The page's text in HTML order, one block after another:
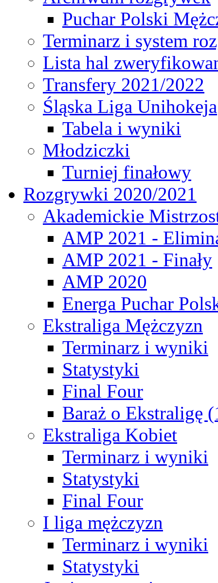
Puchar Polski
Terminarz i system
Lista hal
Transfery 2021/2022
Śląska Liga Unihokeja
Tabela i wyniki
Młodziczki
Turniej finałowy
Rozgrywki 2020/2021
Akademickie
AMP 2021 -
AMP 2021 - Finały
AMP 2020
Energa Puchar
Ekstraliga Mężczyzn
Terminarz i wyniki
Statystyki
Final Four
Baraż o Ekstraligę
Ekstraliga Kobiet
Terminarz i wyniki
Statystyki
Final Four
I liga mężczyzn
Terminarz i wyniki
Statystyki